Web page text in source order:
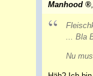
Manhood ,
... Bla
Nu